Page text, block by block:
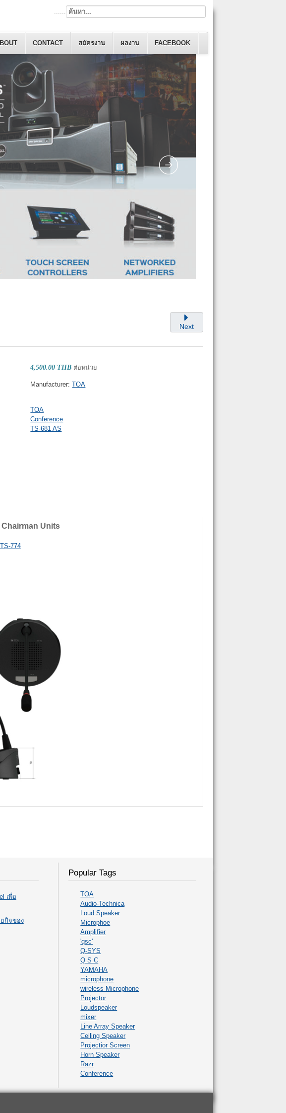
CONTACT สมัครงาน ผลงาน FACEBOOK
......
Next
4,500.00 THB ต่อหน่วย
Manufacturer:TOA
TOA
Conference
TS-681 AS
Units
774
เพื่อ
กิจของ
Popular Tags
TOA
Audio-Technica
Loud Speaker
Microphoe
Amplifier
'qsc'
Q-SYS
Q S C
YAMAHA
microphone
wireless Microphone
Projector
Loudspeaker
mixer
Line Array Speaker
Ceiling Speaker
Projectior Screen
Horn Speaker
Razr
Conference